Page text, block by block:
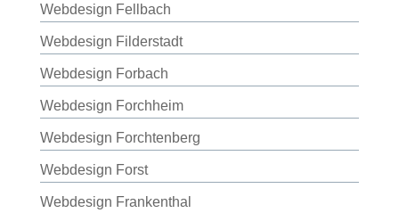
Webdesign Fellbach
Webdesign Filderstadt
Webdesign Forbach
Webdesign Forchheim
Webdesign Forchtenberg
Webdesign Forst
Webdesign Frankenthal